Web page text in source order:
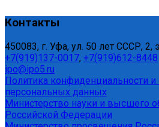
Контакты
450083, г. Уфа, ул. 50 лет СССР, 2,
+7(919)137-0017, +7(919)612-8448
ipo@ipo5.ru
Политика конфиденциальности и
персональных данных
Министерство науки и высшего
Российской Федерации